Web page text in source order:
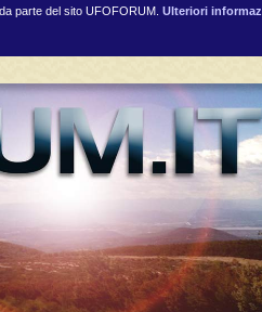
parte del sito UFOFORUM. Ulteriori